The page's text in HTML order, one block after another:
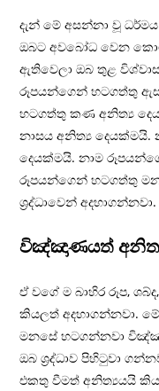
දැන් මේ අසන්නා වූ
ඔබට අවබෝධ වෙන කොට,
ඇතිවෙලා ඔබ තුළ
රූපයන්ගෙන් හටගත්තු
හටගත්තු කණ අනිත්‍ය
නාසය අනිත්‍ය
දෙයක්මයි. නාම
රූපයන්ගෙන් හටගත්තු
ශ‍්‍රද්ධාවෙන් අදහාගන්නවා.
විඤ්ඤාණයත්
ඒ වගේ ම බාහිර රූප,
කියලත් අදහාගන්නවා.
මනසේ හටගන්නවා
ඔබ ශ‍්‍රද්ධාව පිහිටුවා
එකතු වීමත් අනිත්‍යයයි